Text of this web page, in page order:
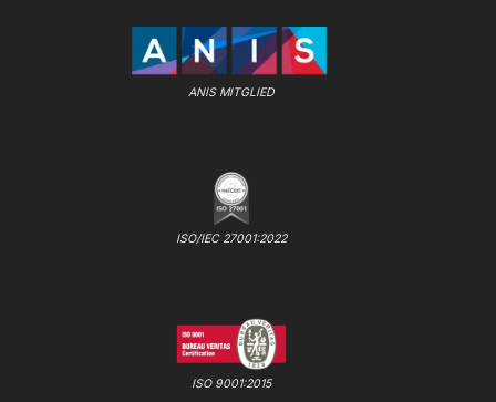
ANIS MITGLIED
ISO/IEC 27001:2022
ISO 9001:2015